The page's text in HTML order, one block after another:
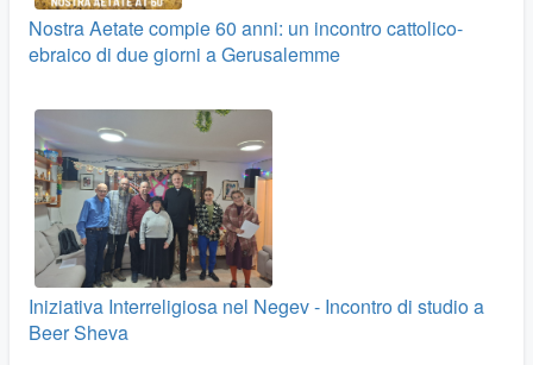
Nostra Aetate compie 60 anni: un incontro cattolico-
ebraico di due giorni a Gerusalemme
Iniziativa Interreligiosa nel Negev - Incontro di studio a
Beer Sheva